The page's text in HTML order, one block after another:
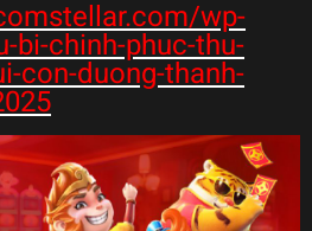
wp-
bi-chinh-phuc-thu-
con-duong-thanh-